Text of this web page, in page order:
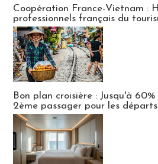
Coopération France-Vietnam :
professionnels français du
Bon plan croisière : Jusqu'à
2ème passager pour les